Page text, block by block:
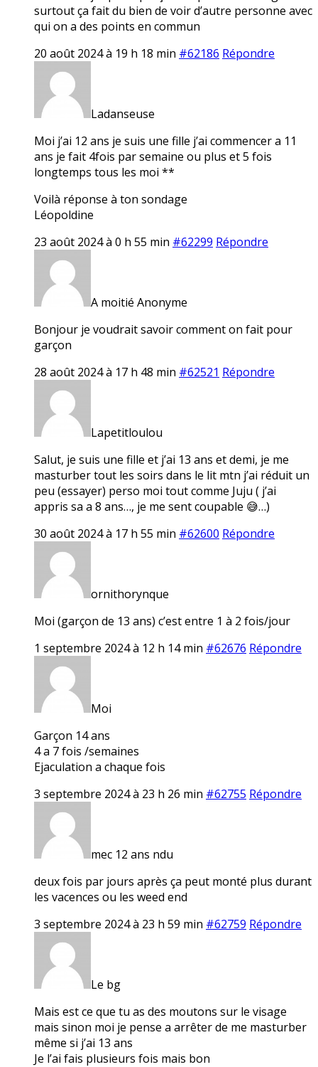
surtout ça fait du bien de voir d’autre personne avec
qui on a des points en commun
20 août 2024 à 19 h 18 min #62186 Répondre
Ladanseuse
Moi j’ai 12 ans je suis une fille j’ai commencer a 11
ans je fait 4fois par semaine ou plus et 5 fois
longtemps tous les moi **
Voilà réponse à ton sondage
Léopoldine
23 août 2024 à 0 h 55 min #62299 Répondre
A moitié Anonyme
Bonjour je voudrait savoir comment on fait pour
garçon
28 août 2024 à 17 h 48 min #62521 Répondre
Lapetitloulou
Salut, je suis une fille et j’ai 13 ans et demi, je me
masturber tout les soirs dans le lit mtn j’ai réduit un
peu (essayer) perso moi tout comme Juju ( j’ai
appris sa a 8 ans…, je me sent coupable 😅…)
30 août 2024 à 17 h 55 min #62600 Répondre
ornithorynque
Moi (garçon de 13 ans) c’est entre 1 à 2 fois/jour
1 septembre 2024 à 12 h 14 min #62676 Répondre
Moi
Garçon 14 ans
4 a 7 fois /semaines
Ejaculation a chaque fois
3 septembre 2024 à 23 h 26 min #62755 Répondre
mec 12 ans ndu
deux fois par jours après ça peut monté plus durant
les vacences ou les weed end
3 septembre 2024 à 23 h 59 min #62759 Répondre
Le bg
Mais est ce que tu as des moutons sur le visage
mais sinon moi je pense a arrêter de me masturber
même si j’ai 13 ans
Je l’ai fais plusieurs fois mais bon